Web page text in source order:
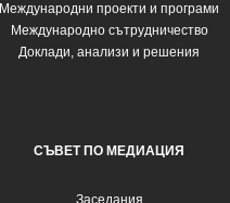
Международни проекти и програми
Международно сътрудничество
Доклади, анализи и решения
СЪВЕТ ПО МЕДИАЦИЯ
Заседания